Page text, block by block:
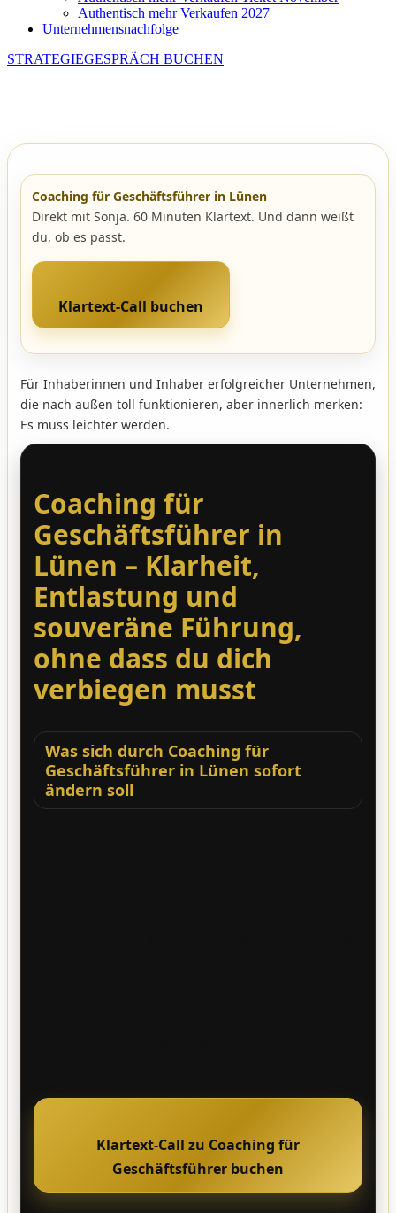
Authentisch mehr Verkaufen 2027
Unternehmensnachfolge
STRATEGIEGESPRÄCH BUCHEN
Coaching für Geschäftsführer in Lünen
Direkt mit Sonja. 60 Minuten Klartext. Und dann weißt
du, ob es passt.
Klartext-Call buchen
Für Inhaberinnen und Inhaber erfolgreicher Unternehmen,
die nach außen toll funktionieren, aber innerlich merken:
Es muss leichter werden.
Coaching für
Geschäftsführer in
Lünen – Klarheit,
Entlastung und
souveräne Führung,
ohne dass du dich
verbiegen musst
Was sich durch Coaching für
Geschäftsführer in Lünen sofort
ändern soll
Klartext-Call zu Coaching für
Geschäftsführer buchen